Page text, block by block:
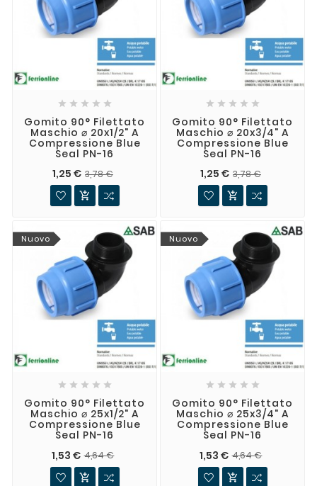
    
Gomito 90° Filettato
Maschio ⌀ 20x1/2" A
Compressione Blue
Seal PN-16
1,25 € 3,78 €

    
Gomito 90° Filettato
Maschio ⌀ 20x3/4" A
Compressione Blue
Seal PN-16
1,25 € 3,78 €

Nuovo
    
Gomito 90° Filettato
Maschio ⌀ 25x1/2" A
Compressione Blue
Seal PN-16
1,53 € 4,64 €

Nuovo
    
Gomito 90° Filettato
Maschio ⌀ 25x3/4" A
Compressione Blue
Seal PN-16
1,53 € 4,64 €
